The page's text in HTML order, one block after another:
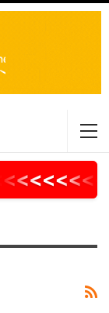
<<<
<<<<<<